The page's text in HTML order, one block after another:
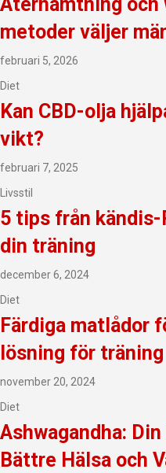
metoder väljer
februari 5, 2026
Diet
Kan CBD-olja
vikt?
februari 7, 2025
Livsstil
5 tips från
din träning
december 6, 2024
Diet
Färdiga matlådor
lösning för
november 20, 2024
Diet
Ashwagandha:
Bättre Hälsa och